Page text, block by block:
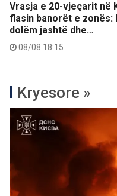
Vrasja e 20-vjeçarit në
flasin banorët e zonës:
dolëm jashtë dhe…
08/08 18:15
Kryesore »